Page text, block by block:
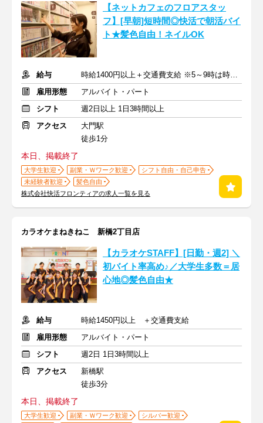
【ネットカフェのフロアスタッ
フ】[早朝]短時間◎快活で朝活バイ
ト★髪色自由！ネイルOK
給与
時給1400円以上＋交通費支給 ※5～9時は時給1450円
雇用形態
アルバイト・パート
シフト
週2日以上 1日3時間以上
アクセス
大門駅
徒歩1分
本日、掲載終了
大学生歓迎 副業・Ｗワーク歓迎
シフト自由・自己申告
未経験者歓迎
髪色自由
株式会社快活フロンティアの求人一覧を見る
カラオケまねきねこ 新橋2丁目店
【カラオケSTAFF】[日勤・週2] ＼
初バイト率高め♪／大学生多数＝居
心地◎髪色自由★
給与
時給1450円以上 ＋交通費支給
雇用形態
アルバイト・パート
シフト
週2日 1日3時間以上
アクセス
新橋駅
徒歩3分
本日、掲載終了
大学生歓迎 副業・Ｗワーク歓迎
シルバー歓迎